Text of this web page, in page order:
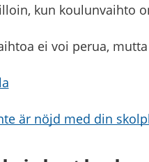
kun koulunvaihto
ei voi perua,
är nöjd med din